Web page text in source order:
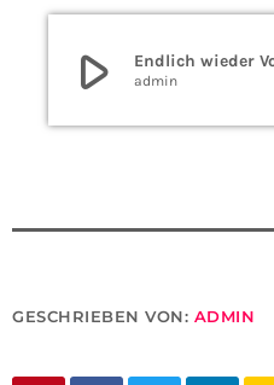
play_arrow admin
GESCHRIEBEN VON: ADMIN